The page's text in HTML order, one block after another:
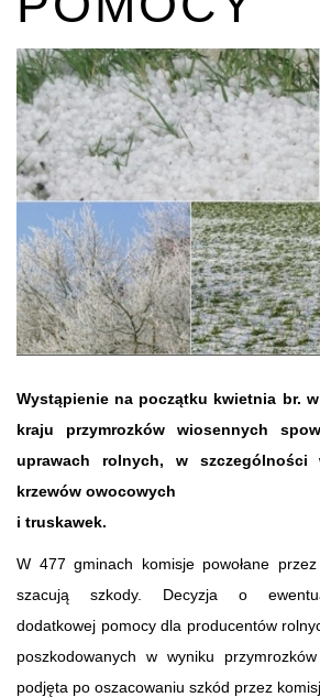
Wystąpienie na początku kwietnia br.
kraju przymrozków wiosennych
uprawach rolnych, w szczególności
krzewów owocowych
i truskawek.
W 477 gminach komisje powołane
szacują szkody. Decyzja o
dodatkowej pomocy dla producentów
poszkodowanych w wyniku
podjęta po oszacowaniu szkód przez